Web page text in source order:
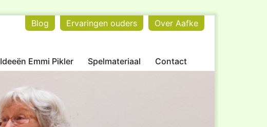
Blog Ervaringen ouders Over Aafke
Ideeën Emmi Pikler Spelmateriaal Contact